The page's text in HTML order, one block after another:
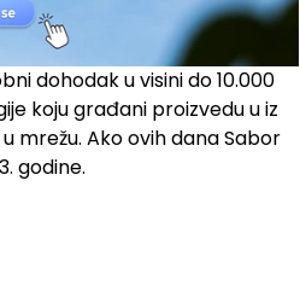
dohodak u visini do 10.000
koju građani proizvedu u iz
mrežu. Ako ovih dana Sabor
godine.